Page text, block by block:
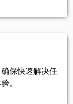
保快速解决任
。